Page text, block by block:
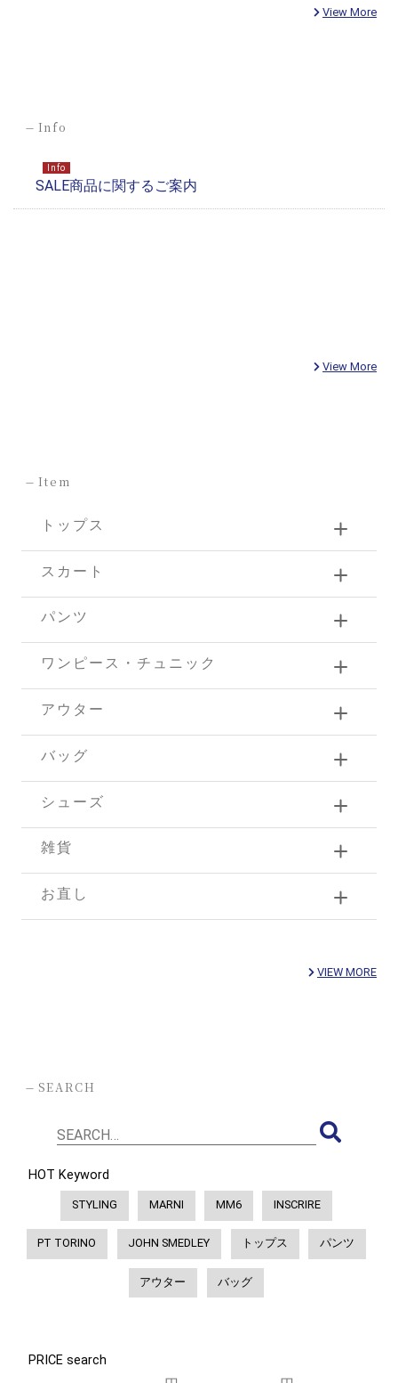
View More
-Info
View More
-Item
トップス
スカート
パンツ
ワンピース・チュニック
アウター
バッグ
シューズ
雑貨
お直し
VIEW MORE